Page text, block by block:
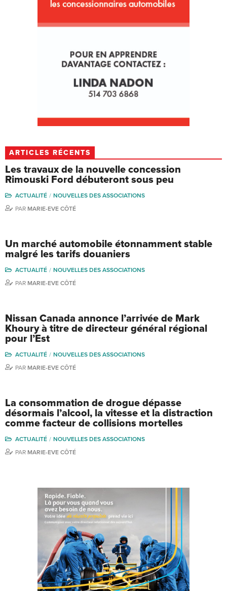
ARTICLES RÉCENTS
Les travaux de la nouvelle concession
Rimouski Ford débuteront sous peu
ACTUALITÉ
NOUVELLES DES ASSOCIATIONS
PAR MARIE-EVE CÔTÉ
Un marché automobile étonnamment stable
malgré les tarifs douaniers
ACTUALITÉ
NOUVELLES DES ASSOCIATIONS
PAR MARIE-EVE CÔTÉ
Nissan Canada annonce l’arrivée de Mark
Khoury à titre de directeur général régional
pour l’Est
ACTUALITÉ
NOUVELLES DES ASSOCIATIONS
PAR MARIE-EVE CÔTÉ
La consommation de drogue dépasse
désormais l’alcool, la vitesse et la distraction
comme facteur de collisions mortelles
ACTUALITÉ
NOUVELLES DES ASSOCIATIONS
PAR MARIE-EVE CÔTÉ